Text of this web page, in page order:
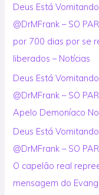
Deus Está
@DrMFrank – SO
por 700 dias por se
liberados – Notícias
Deus Está
@DrMFrank – SO
Apelo Demoníaco
Deus Está
@DrMFrank – SO
O capelão real
mensagem do